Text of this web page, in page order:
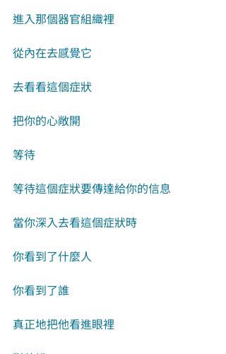
進入那個器官組織裡
從內在去感覺它
去看看這個症狀
把你的心敞開
等待
等待這個症狀要傳達給你的信息
當你深入去看這個症狀時
你看到了什麼人
你看到了誰
真正地把他看進眼裡